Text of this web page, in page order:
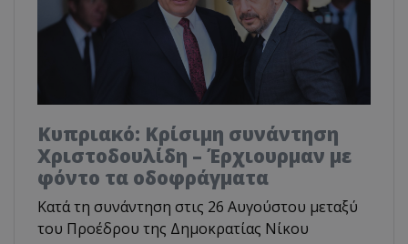
Κυπριακό: Κρίσιμη συνάντηση
Χριστοδουλίδη – Έρχιουρμαν με
φόντο τα οδοφράγματα
Κατά τη συνάντηση στις 26 Αυγούστου μεταξύ
του Προέδρου της Δημοκρατίας Νίκου